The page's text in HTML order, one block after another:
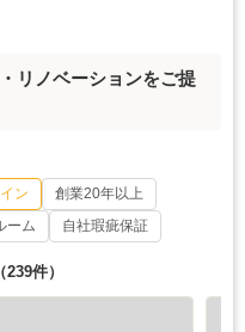
リノベーションをご提
ン
創業20年以上
ーム 自社瑕疵保証
（239件）